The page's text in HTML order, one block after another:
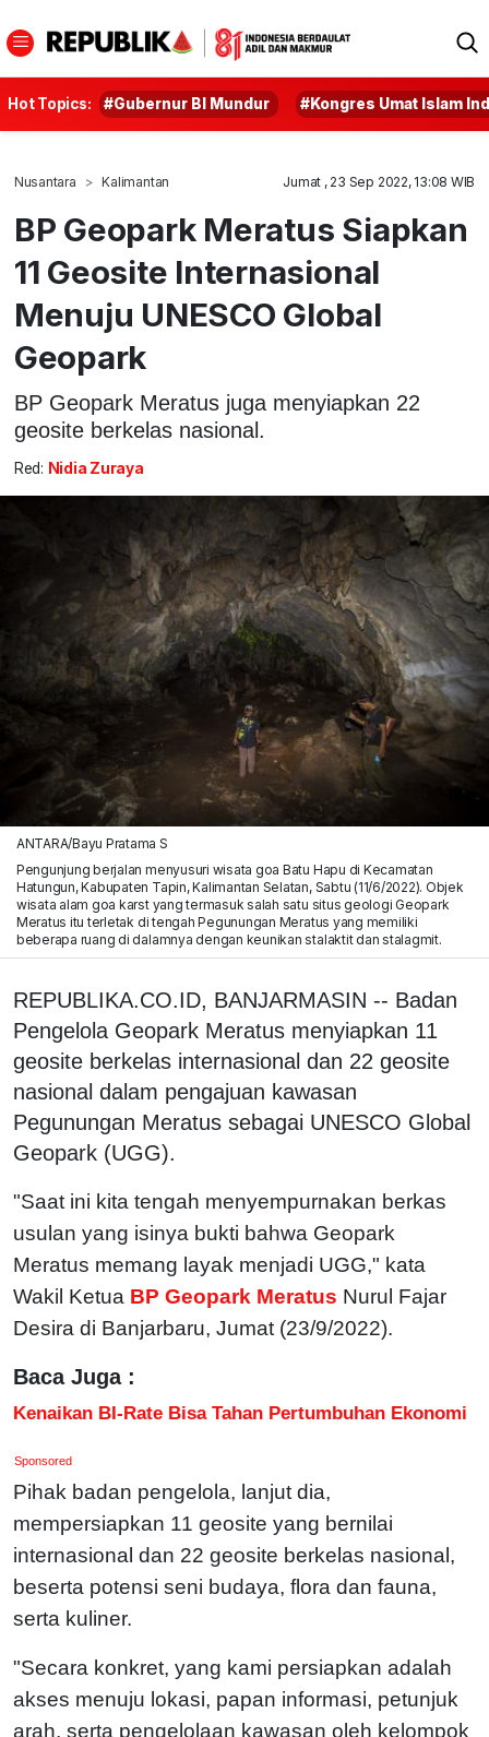
Hot Topics: #Gubernur BI Mundur #Kongres Umat Islam
Nusantara Kalimantan Jumat , 23 Sep 2022, 13:08 WIB
BP Geopark Meratus Siapkan
11 Geosite Internasional
Menuju UNESCO Global
Geopark
BP Geopark Meratus juga menyiapkan 22
geosite berkelas nasional.
Red: Nidia Zuraya
ANTARA/Bayu Pratama S
Pengunjung berjalan menyusuri wisata goa Batu Hapu di Kecamatan
Hatungun, Kabupaten Tapin, Kalimantan Selatan, Sabtu (11/6/2022). Objek
wisata alam goa karst yang termasuk salah satu situs geologi Geopark
Meratus itu terletak di tengah Pegunungan Meratus yang memiliki
beberapa ruang di dalamnya dengan keunikan stalaktit dan stalagmit.
REPUBLIKA.CO.ID, BANJARMASIN -- Badan
Pengelola Geopark Meratus menyiapkan 11
geosite berkelas internasional dan 22 geosite
nasional dalam pengajuan kawasan
Pegunungan Meratus sebagai UNESCO Global
Geopark (UGG).
"Saat ini kita tengah menyempurnakan berkas
usulan yang isinya bukti bahwa Geopark
Meratus memang layak menjadi UGG," kata
Wakil Ketua BP Geopark Meratus Nurul Fajar
Desira di Banjarbaru, Jumat (23/9/2022).
Baca Juga :
Kenaikan BI-Rate Bisa Tahan Pertumbuhan Ekonomi
Sponsored
Pihak badan pengelola, lanjut dia,
mempersiapkan 11 geosite yang bernilai
internasional dan 22 geosite berkelas nasional,
beserta potensi seni budaya, flora dan fauna,
serta kuliner.
"Secara konkret, yang kami persiapkan adalah
akses menuju lokasi, papan informasi, petunjuk
arah, serta pengelolaan kawasan oleh kelompok